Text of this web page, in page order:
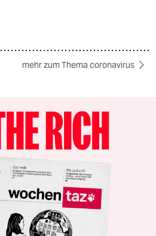
mehr zum Thema coronavirus